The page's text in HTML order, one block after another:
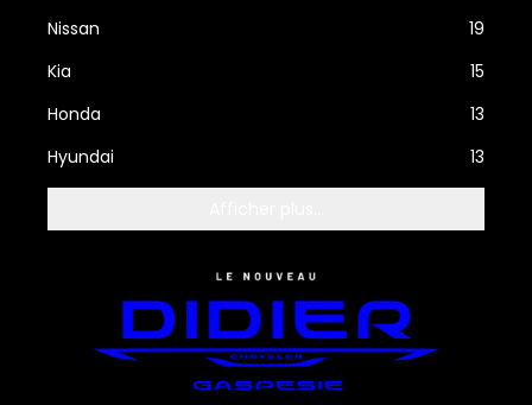
Nissan
19
Kia
15
Honda
13
Hyundai
13